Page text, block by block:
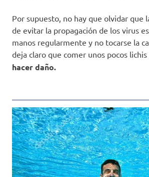
Por supuesto, no hay que olvidar que
de evitar la propagación de los virus
manos regularmente y no tocarse la
deja claro que comer unos pocos lichis
hacer daño.